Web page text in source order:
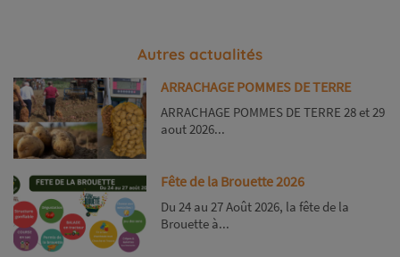
Autres actualités
ARRACHAGE POMMES DE TERRE
ARRACHAGE POMMES DE TERRE 28 et 29
aout 2026...
Fête de la Brouette 2026
Du 24 au 27 Août 2026, la fête de la
Brouette à...